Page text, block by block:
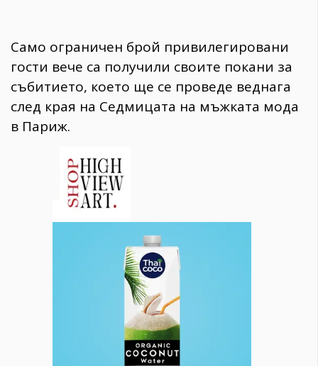
​Само ограничен брой привилегировани
гости вече са получили своите покани за
събитието, което ще се проведе веднага
след края на Седмицата на мъжката мода
в Париж.